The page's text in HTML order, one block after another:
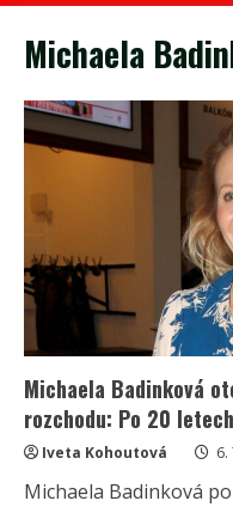
Michaela
Michaela Badinková
rozchodu: Po 20
Iveta Kohoutová 6.
Michaela Badinková